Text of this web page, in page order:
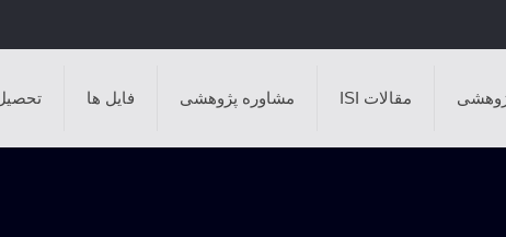
مقالات ISI مشاوره پژوهشی فایل ها